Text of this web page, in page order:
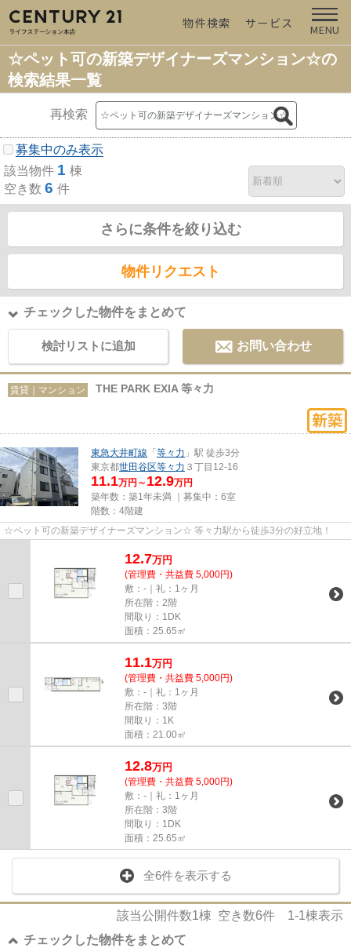
物件検索 サービス MENU
☆ペット可の新築デザイナーズマンション☆の
検索結果一覧
再検索
募集中のみ表示
該当物件 1 棟
空き数 6 件
さらに条件を絞り込む
物件リクエスト
チェックした物件をまとめて
検討リストに追加 お問い合わせ
賃貸｜マンション THE PARK EXIA 等々力
東急大井町線 「 等々力 」駅 徒歩3分
東京都世田谷区等々力 ３丁目12-16
11.1万円～ 12.9万円
築年数：築1年未満 ｜募集中： 6室
階数：4階建
☆ペット可の新築デザイナーズマンション☆ 等々力駅から徒歩3分の好立地！
12.7万円
(管理費・共益費 5,000円)
敷：-｜礼：1ヶ月
所在階：2階
間取り：1DK
面積：25.65㎡
11.1万円
(管理費・共益費 5,000円)
敷：-｜礼：1ヶ月
所在階：3階
間取り：1K
面積：21.00㎡
12.8万円
(管理費・共益費 5,000円)
敷：-｜礼：1ヶ月
所在階：3階
間取り：1DK
面積：25.65㎡
全6件を表示する
該当公開件数1棟 空き数6件 1-1棟表示
チェックした物件をまとめて